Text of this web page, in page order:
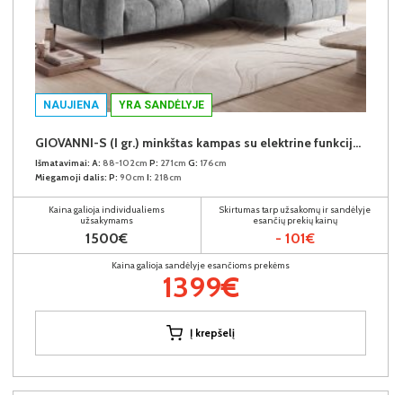
NAUJIENA YRA SANDĖLYJE
GIOVANNI-S (I gr.) minkštas kampas su elektrine funkcija (Aphrodite-21) D
Išmatavimai: A: 88-102cm P: 271cm G: 176cm
Miegamoji dalis: P: 90cm I: 218cm
Kaina galioja individualiems
užsakymams
1500€
Skirtumas tarp užsakomų ir sandėlyje
esančių prekių kainų
- 101€
Kaina galioja sandėlyje esančioms prekėms
1399€
Į krepšelį